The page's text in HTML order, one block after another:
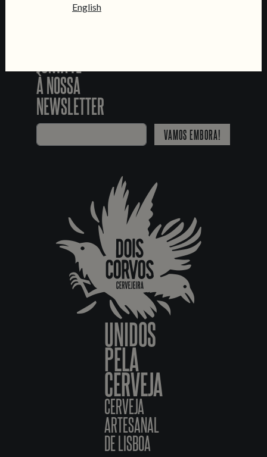
À NOSSA
NEWSLETTER
VAMOS EMBORA!
UNIDOS
PELA
CERVEJA
CERVEJA
ARTESANAL
DE LISBOA
English